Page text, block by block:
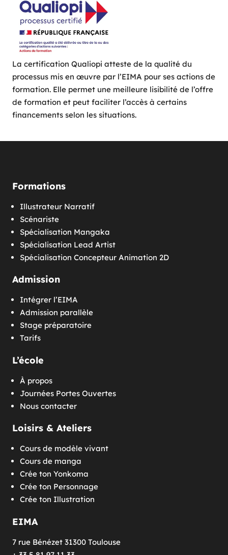
La certification Qualiopi atteste de la qualité du
processus mis en œuvre par l’EIMA pour ses actions de
formation. Elle permet une meilleure lisibilité de l’offre
de formation et peut faciliter l’accès à certains
financements selon les situations.
Formations
Illustrateur Narratif
Scénariste
Spécialisation Mangaka
Spécialisation Lead Artist
Spécialisation Concepteur Animation 2D
Admission
Intégrer l’EIMA
Admission parallèle
Stage préparatoire
Tarifs
L’école
À propos
Journées Portes Ouvertes
Nous contacter
Loisirs & Ateliers
Cours de modèle vivant
Cours de manga
Crée ton Yonkoma
Crée ton Personnage
Crée ton Illustration
EIMA
7 rue Bénézet 31300 Toulouse